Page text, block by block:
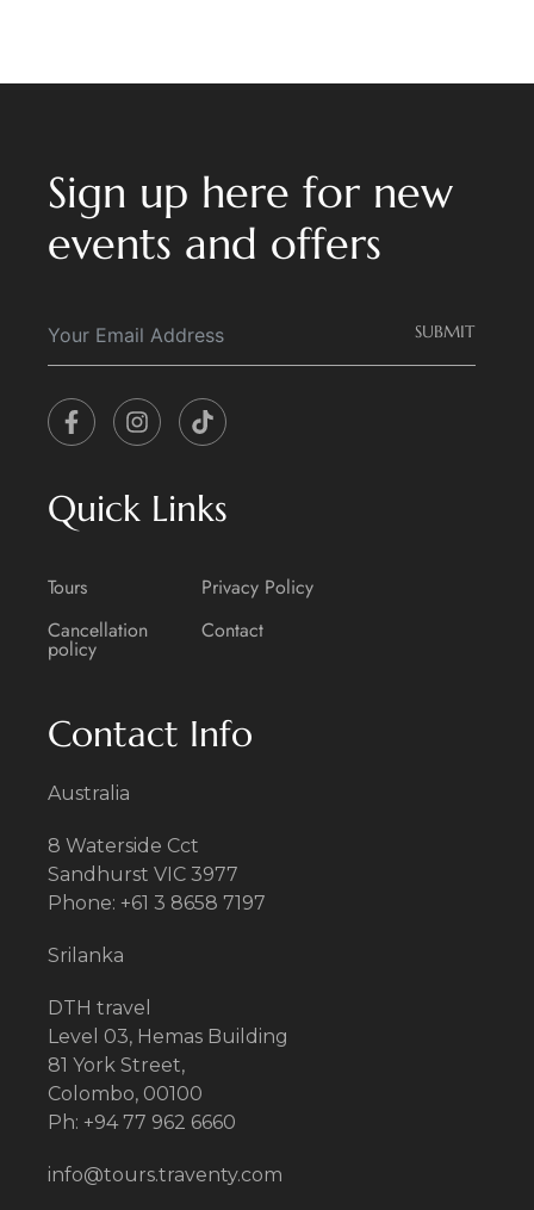
Sign up here for new
events and offers
SUBMIT
Alternative:
Quick Links
Tours
Cancellation
policy
Privacy Policy
Contact
Contact Info
Australia
8 Waterside Cct
Sandhurst VIC 3977
Phone: +61 3 8658 7197
Srilanka
DTH travel
Level 03, Hemas Building
81 York Street,
Colombo, 00100
Ph: +94 77 962 6660
info@tours.traventy.com